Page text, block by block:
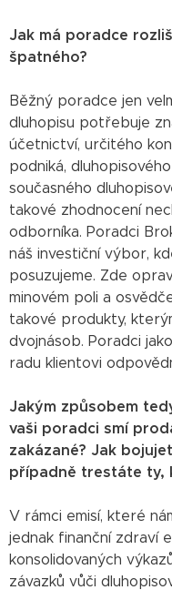
Jak má poradce
špatného?
Běžný poradce jen
dluhopisu potřebuje
účetnictví, určitého
podniká,
současného
takové zhodnocení
odborníka. Poradci
náš investiční výbor,
posuzujeme. Zde
minovém poli a
takové produkty,
dvojnásob. Poradci
radu klientovi
Jakým způsobem
vaši poradci smí
zakázané? Jak
případně trestáte ty,
V rámci emisí, které
jednak finanční zdraví
konsolidovaných
závazků vůči